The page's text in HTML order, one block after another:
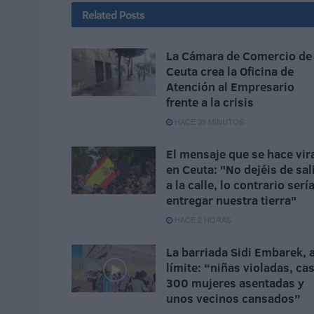
Related Posts
La Cámara de Comercio de
Ceuta crea la Oficina de
Atención al Empresario
frente a la crisis
HACE 39 MINUTOS
El mensaje que se hace
en Ceuta: "No dejéis de
a la calle, lo contrario sería
entregar nuestra tierra"
HACE 2 HORAS
La barriada Sidi Embarek,
límite: “niñas violadas,
300 mujeres asentadas y
unos vecinos cansados”